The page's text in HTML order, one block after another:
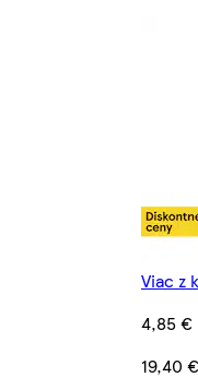
Viac z
4,85 €
19,40